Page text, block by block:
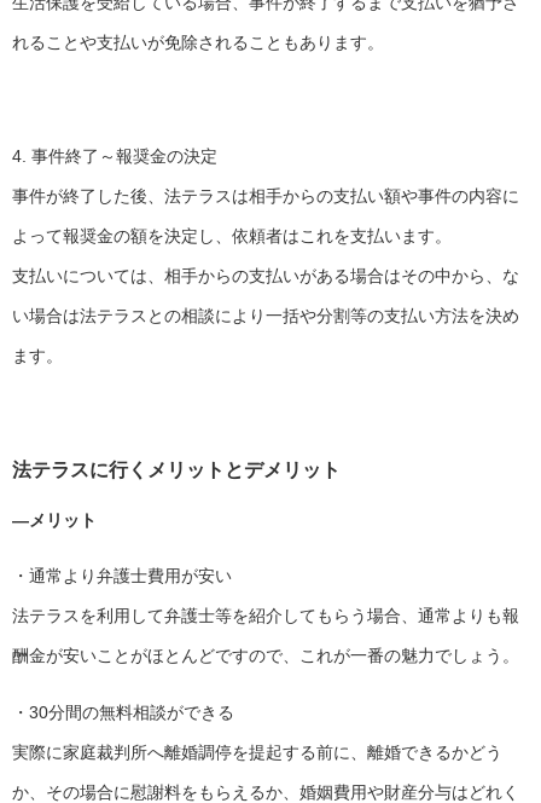
れることや支払いが免除されることもあります。
4. 事件終了～報奨金の決定
事件が終了した後、法テラスは相手からの支払い額や事件の内容に
よって報奨金の額を決定し、依頼者はこれを支払います。
支払いについては、相手からの支払いがある場合はその中から、な
い場合は法テラスとの相談により一括や分割等の支払い方法を決め
ます。
法テラスに行くメリットとデメリット
―メリット
・通常より弁護士費用が安い
法テラスを利用して弁護士等を紹介してもらう場合、通常よりも報
酬金が安いことがほとんどですので、これが一番の魅力でしょう。
・30分間の無料相談ができる
実際に家庭裁判所へ離婚調停を提起する前に、離婚できるかどう
か、その場合に慰謝料をもらえるか、婚姻費用や財産分与はどれく